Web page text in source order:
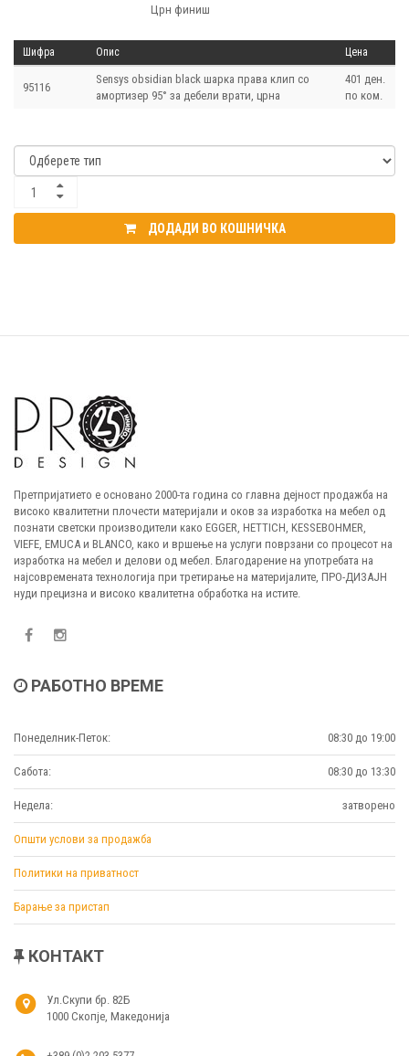
Црн финиш
Шифра Опис Цена
95116
Sensys obsidian black шарка права клип со
амортизер 95° за дебели врати, црна
401 ден.
по ком.
ДОДАДИ ВО КОШНИЧКА
Претпријатието е основано 2000-та година со главна дејност продажба на
високо квалитетни плочести материјали и оков за изработка на мебел од
познати светски производители како EGGER, HETTICH, KESSEBOHMER,
VIEFE, EMUCA и BLANCO, како и вршење на услуги поврзани со процесот на
изработка на мебел и делови од мебел. Благодарение на употребата на
најсовремената технологија при третирање на материјалите, ПРО-ДИЗАЈН
нуди прецизна и високо квалитетна обработка на истите.
РАБОТНО ВРЕМЕ
Понеделник-Петок: 08:30 до 19:00
Сабота: 08:30 до 13:30
Недела: затворено
Општи услови за продажба
Политики на приватност
Барање за пристап
КОНТАКТ
Ул.Скупи бр. 82Б
1000 Скопје, Македонија